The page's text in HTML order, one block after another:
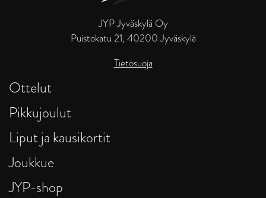
JYP Jyväskylä Oy
Puistokatu 21, 40200 Jyväskylä
Tietosuoja
Ottelut
Pikkujoulut
Liput ja kausikortit
Joukkue
JYP-shop